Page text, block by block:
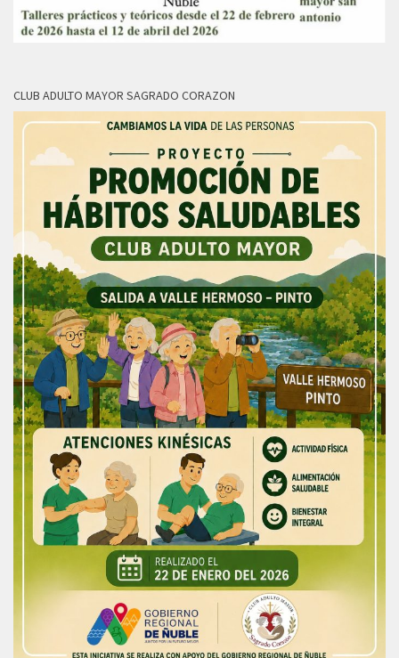
CLUB ADULTO MAYOR SAGRADO CORAZON